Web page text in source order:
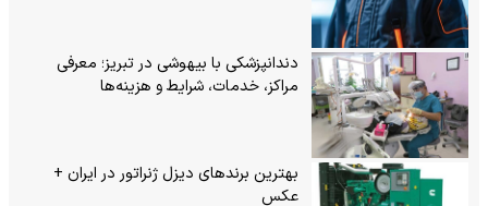
دندانپزشکی با بیهوشی در تبریز؛ معرفی
مراکز، خدمات، شرایط و هزینه‌ها
بهترین برندهای دیزل ژنراتور در ایران +
عکس